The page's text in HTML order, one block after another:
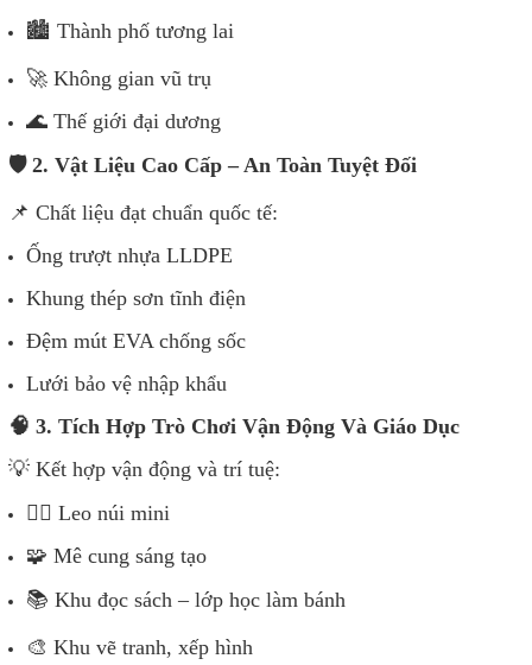
🏙 ️ Thành phố tương lai
🚀 Không gian vũ trụ
🌊 Thế giới đại dương
🛡️ 2. Vật Liệu Cao Cấp – An Toàn Tuyệt Đối
📌 Chất liệu đạt chuẩn quốc tế:
Ống trượt nhựa LLDPE
Khung thép sơn tĩnh điện
Đệm mút EVA chống sốc
Lưới bảo vệ nhập khẩu
🧠 3. Tích Hợp Trò Chơi Vận Động Và Giáo Dục
💡 Kết hợp vận động và trí tuệ:
🧗‍♂️ Leo núi mini
🧩 Mê cung sáng tạo
📚 Khu đọc sách – lớp học làm bánh
🎨 Khu vẽ tranh, xếp hình